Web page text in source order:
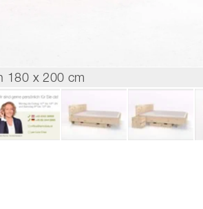
180 x 200 cm